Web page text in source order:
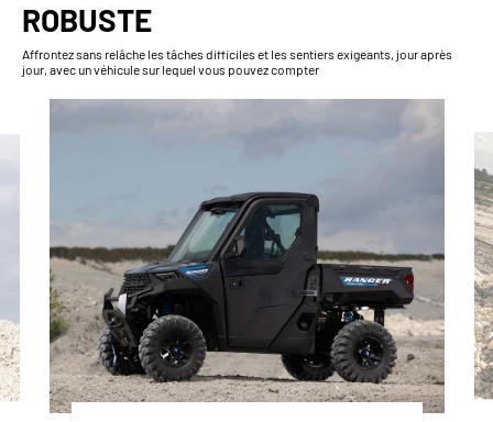
ROBUSTE
Affrontez sans relâche les tâches difficiles et les sentiers exigeants, jour après
jour, avec un véhicule sur lequel vous pouvez compter